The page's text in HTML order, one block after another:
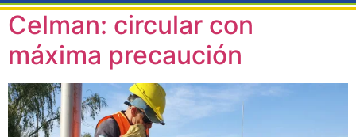
Celman: circular con
máxima precaución